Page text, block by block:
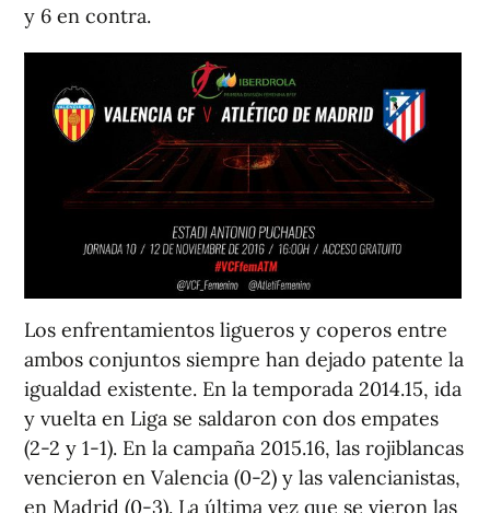
y 6 en contra.
Los enfrentamientos ligueros y coperos entre
ambos conjuntos siempre han dejado patente la
igualdad existente. En la temporada 2014.15, ida
y vuelta en Liga se saldaron con dos empates
(2-2 y 1-1). En la campaña 2015.16, las rojiblancas
vencieron en Valencia (0-2) y las valencianistas,
en Madrid (0-3). La última vez que se vieron las